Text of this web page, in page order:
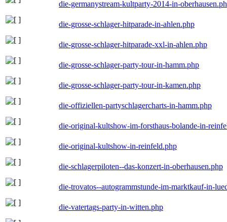
die-germanystream-kultparty-2014-in-
die-grosse-schlager-hitparade-in-ahlen.php
die-grosse-schlager-hitparade-xxl-in-ahlen.php
die-grosse-schlager-party-tour-in-hamm.php
die-grosse-schlager-party-tour-in-kamen.php
die-offiziellen-partyschlagercharts-in-hamm.php
die-original-kultshow-im-forsthaus-bolande-in-
die-original-kultshow-in-reinfeld.php
die-schlagerpiloten--das-konzert-in-oberhausen.php
die-trovatos--autogrammstunde-im-marktkauf-in-
die-vatertags-party-in-witten.php